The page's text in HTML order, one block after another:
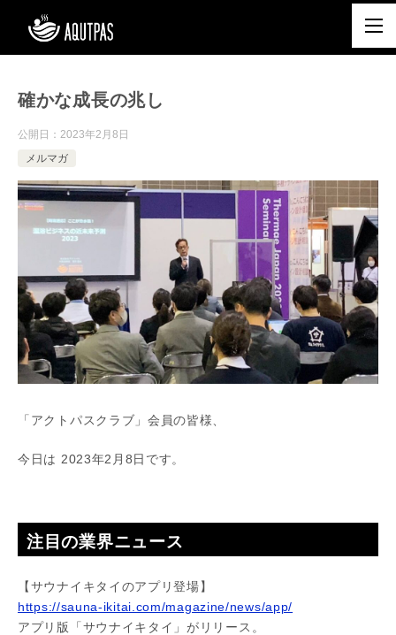
確かな成長の兆し
公開日： 2023年2月8日
メルマガ
「アクトパスクラブ」会員の皆様、
今日は 2023年2月8日です。
注目の業界ニュース
【サウナイキタイのアプリ登場】
https://sauna-ikitai.com/magazine/news/app/
アプリ版「サウナイキタイ」がリリース。